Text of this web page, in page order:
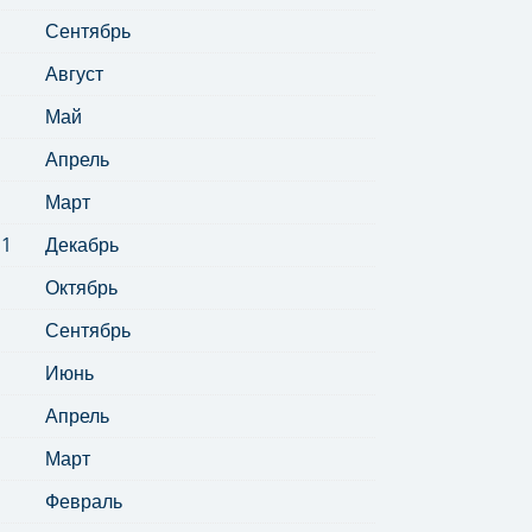
Сентябрь
Август
Май
Апрель
Март
Декабрь
Октябрь
Сентябрь
Июнь
Апрель
Март
Февраль